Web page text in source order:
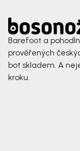
Barefoot a
prověřených
bot skladem. A
kroku.